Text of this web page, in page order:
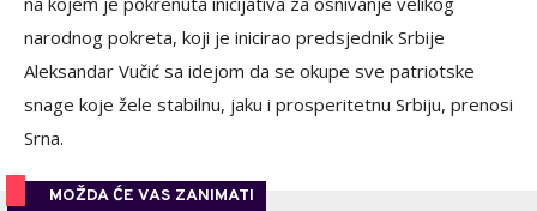
narodnog pokreta, koji je inicirao predsjednik Srbije
Aleksandar Vučić sa idejom da se okupe sve patriotske
snage koje žele stabilnu, jaku i prosperitetnu Srbiju, prenosi
Srna.
MOŽDA ĆE VAS ZANIMATI